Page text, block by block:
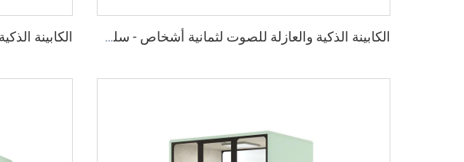
الكابينة الذكية والعازلة للصوت لثمانية أشخاص - سلسلة Cyspace S